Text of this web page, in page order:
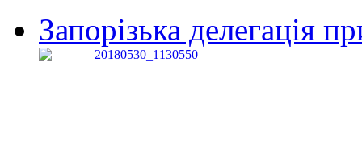
Запорізька делегація